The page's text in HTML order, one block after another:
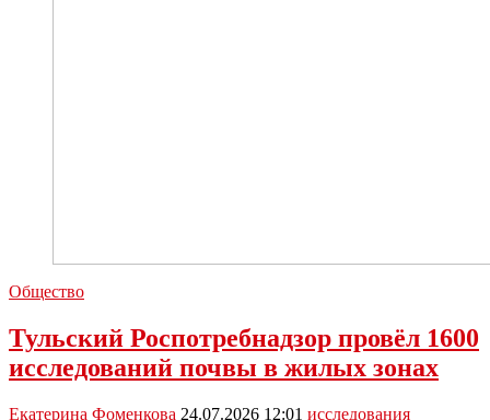
Общество
Тульский Роспотребнадзор провёл 1600
исследований почвы в жилых зонах
Екатерина Фоменкова 24.07.2026 12:01 исследования